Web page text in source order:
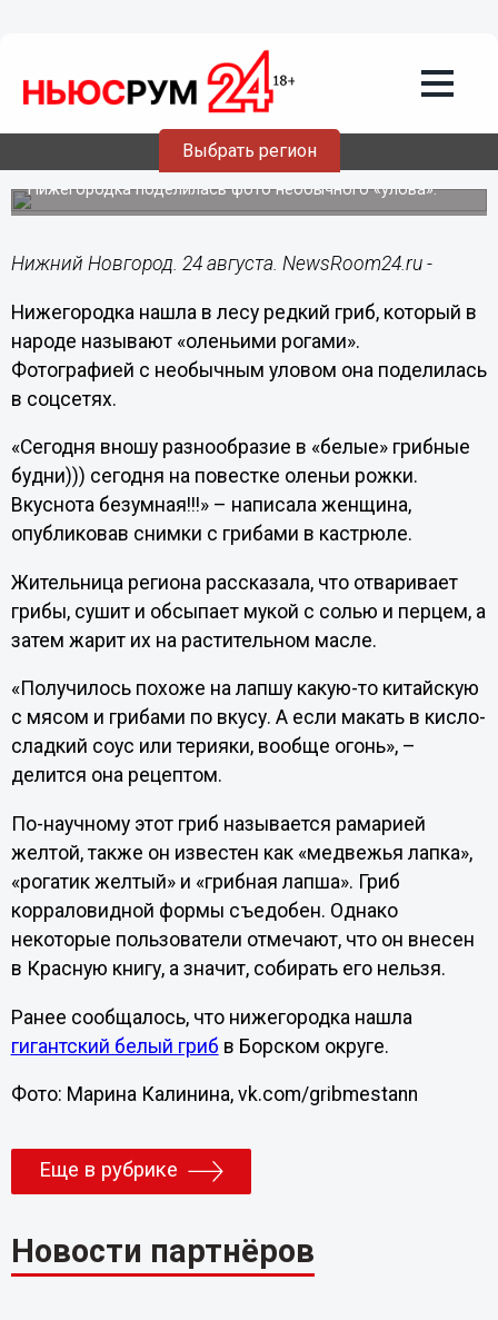
Выбрать регион
24.08.202415:01
Редкий гриб «Оленьи рога»
обнаружили в Нижегородской области
Нижегородка поделилась фото необычного «улова».
Нижний Новгород. 24 августа. NewsRoom24.ru -
Нижегородка нашла в лесу редкий гриб, который в
народе называют «оленьими рогами».
Фотографией с необычным уловом она поделилась
в соцсетях.
«Сегодня вношу разнообразие в «белые» грибные
будни))) сегодня на повестке оленьи рожки.
Вкуснота безумная!!!» – написала женщина,
опубликовав снимки с грибами в кастрюле.
Жительница региона рассказала, что отваривает
грибы, сушит и обсыпает мукой с солью и перцем, а
затем жарит их на растительном масле.
«Получилось похоже на лапшу какую-то китайскую
с мясом и грибами по вкусу. А если макать в кисло-
сладкий соус или терияки, вообще огонь», –
делится она рецептом.
По-научному этот гриб называется рамарией
желтой, также он известен как «медвежья лапка»,
«рогатик желтый» и «грибная лапша». Гриб
корраловидной формы съедобен. Однако
некоторые пользователи отмечают, что он внесен
в Красную книгу, а значит, собирать его нельзя.
Ранее сообщалось, что нижегородка нашла
гигантский белый гриб в Борском округе.
Фото: Марина Калинина, vk.com/gribmestann
Еще в рубрике
Новости партнёров